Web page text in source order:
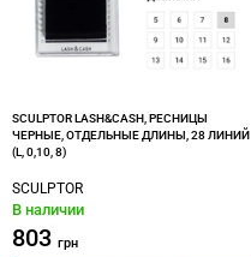
SCULPTOR LASH&CASH, РЕСНИЦЫ
ЧЕРНЫЕ, ОТДЕЛЬНЫЕ ДЛИНЫ, 28 ЛИНИЙ
(L, 0,10, 8)
SCULPTOR
В наличии
803 грн